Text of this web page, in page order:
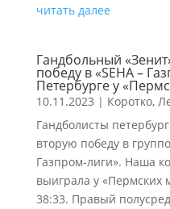
читать далее
Гандбольный
победу в «SEHA –
Петербурге у
10.11.2023 | Коротко,
Гандболисты
вторую победу в
Газпром-лиги». Наша
выиграла у «Пермских
38:33. Правый